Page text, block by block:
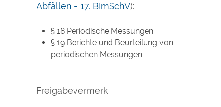
Abfällen - 17. BImSchV):
§ 18 Periodische Messungen
§ 19 Berichte und Beurteilung von
periodischen Messungen
Freigabevermerk